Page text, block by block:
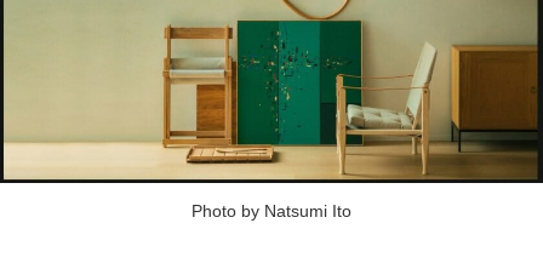
Photo by Natsumi Ito